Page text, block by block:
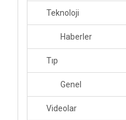
Teknoloji
Haberler
Tıp
Genel
Videolar